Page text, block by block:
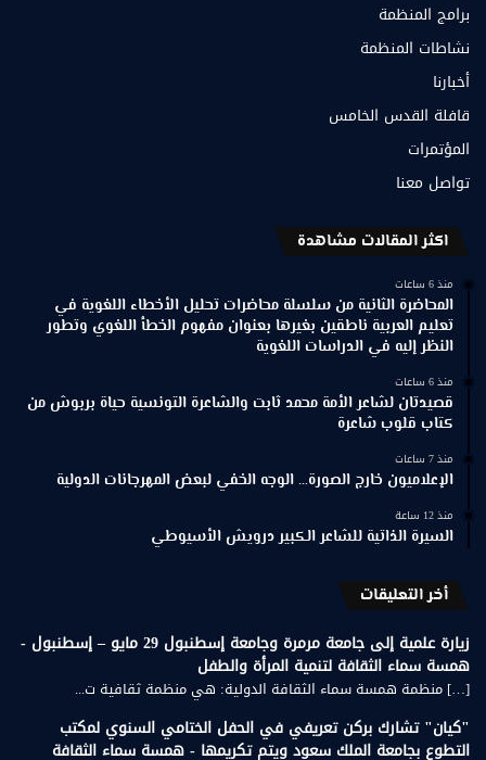
برامج المنظمة
نشاطات المنظمة
أخبارنا
قافلة القدس الخامس
المؤتمرات
تواصل معنا
اكثر المقالات مشاهدة
منذ 6 ساعات
المحاضرة الثانية من سلسلة محاضرات تحليل الأخطاء اللغوية في
تعليم العربية ناطقين بغيرها بعنوان مفهوم الخطأ اللغوي وتطور
النظر إليه في الدراسات اللغوية
منذ 6 ساعات
قصيدتان لشاعر الأمة محمد ثابت والشاعرة التونسية حياة بربوش من
كتاب قلوب شاعرة
منذ 7 ساعات
الإعلاميون خارج الصورة… الوجه الخفي لبعض المهرجانات الدولية
منذ 12 ساعة
السيرة الذاتية للشاعر الكبير درويش الأسيوطي
أخر التعليقات
زيارة علمية إلى جامعة مرمرة وجامعة إسطنبول 29 مايو – إسطنبول -
همسة سماء الثقافة لتنمية المرأة والطفل
[…] منظمة همسة سماء الثقافة الدولية: هي منظمة ثقافية ت...
"كيان" تشارك بركن تعريفي في الحفل الختامي السنوي لمكتب
التطوع بجامعة الملك سعود ويتم تكريمها - همسة سماء الثقافة